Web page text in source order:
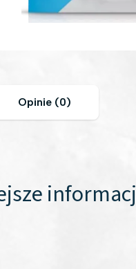
Opinie (0)